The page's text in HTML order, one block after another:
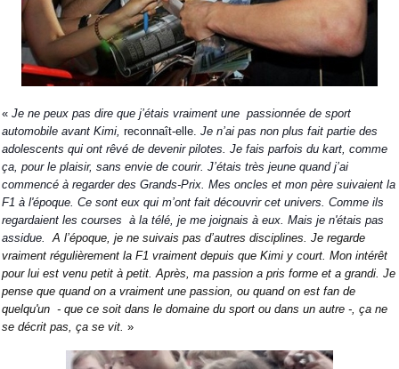
« Je ne peux pas dire que j’étais vraiment une passionnée de sport
automobile avant Kimi, reconnaît-elle. Je n’ai pas non plus fait partie des
adolescents qui ont rêvé de devenir pilotes. Je fais parfois du kart, comme
ça, pour le plaisir, sans envie de courir. J’étais très jeune quand j’ai
commencé à regarder des Grands-Prix. Mes oncles et mon père suivaient la
F1 à l'époque. Ce sont eux qui m’ont fait découvrir cet univers. Comme ils
regardaient les courses à la télé, je me joignais à eux. Mais je n'étais pas
assidue.
A l’époque, je ne suivais pas d’autres disciplines. Je regarde
vraiment régulièrement la F1 vraiment depuis que Kimi y court. Mon intérêt
pour lui est venu petit à petit. Après, ma passion a pris forme et a grandi. Je
pense que quand on a vraiment une passion, ou quand on est fan de
quelqu'un - que ce soit dans le domaine du sport ou dans un autre -, ça ne
se décrit pas, ça se vit. »